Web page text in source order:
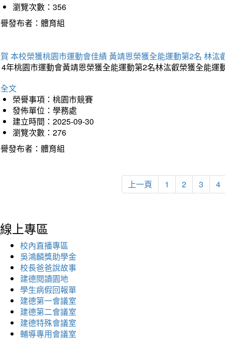
瀏覽次數：356
發布者：體育組
本校榮獲桃園市運動會佳績 黃靖恩榮獲全能運動第2名 林汯
年桃園市運動會黃靖恩榮獲全能運動第2名林汯叡榮獲全能運
文
榮譽事項：桃園市競賽
發佈單位：學務處
建立時間：2025-09-30
瀏覽次數：276
發布者：體育組
上一頁 1 2 3 4
線上專區
校內直播專區
吳鴻麟獎助學金
校長爸爸說故事
建德閱讀園地
學生病假回報單
建德第一會議室
建德第二會議室
建德特殊會議室
輔導專用會議室